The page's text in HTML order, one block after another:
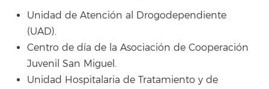
Unidad de Atención al Drogodependiente
(UAD).
Centro de día de la Asociación de Cooperación
Juvenil San Miguel.
Unidad Hospitalaria de Tratamiento y de